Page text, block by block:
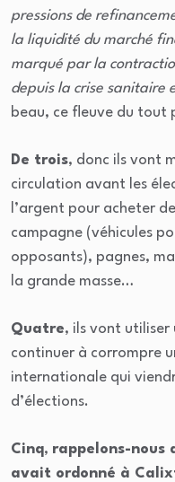
pressions de
la liquidité du marché
marqué par la
depuis la crise sanitaire
beau, ce fleuve du tout
De trois, donc ils vont
circulation avant les
l’argent pour acheter
campagne (véhicules
opposants), pagnes,
la grande masse…
Quatre, ils vont utiliser
continuer à corrompre
internationale qui
d’élections.
Cinq, rappelons-nous
avait ordonné à